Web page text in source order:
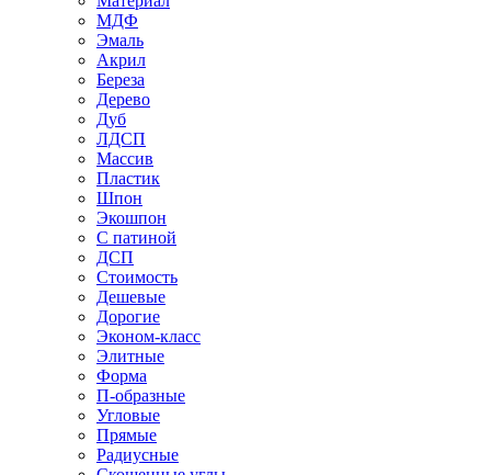
МДФ
Эмаль
Акрил
Береза
Дерево
Дуб
ЛДСП
Массив
Пластик
Шпон
Экошпон
С патиной
ДСП
Стоимость
Дешевые
Дорогие
Эконом-класс
Элитные
Форма
П-образные
Угловые
Прямые
Радиусные